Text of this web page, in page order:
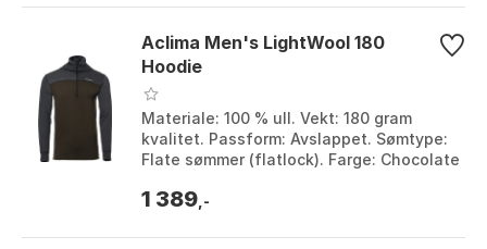
Aclima Men's LightWool 180
Hoodie
Materiale: 100 % ull. Vekt: 180 gram
kvalitet. Passform: Avslappet. Sømtype:
Flate sømmer (flatlock). Farge: Chocolate
Størrel...
1 389 ,-